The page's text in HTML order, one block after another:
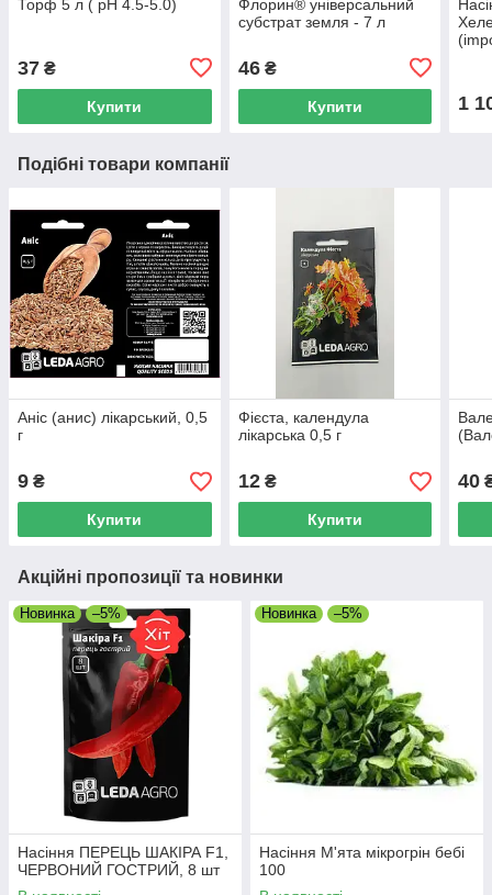
Торф 5 л ( рН 4.5-5.0)
37 ₴
Купити
Флорин® універсальний
субстрат земля - 7 л
46₴
Купити 1
Подібні товари компанії
Аніс (анис) лікарський, 0,5
г
9 ₴
Купити
Фієста, календула
лікарська 0,5 г
12₴
Купити
40
Акційні пропозиції та новинки
Новинка –5%
Насіння ПЕРЕЦЬ ШАКІРА F1,
ЧЕРВОНИЙ ГОСТРИЙ, 8 шт
Новинка –5%
Насіння М'ята мікрогрін бебі
100